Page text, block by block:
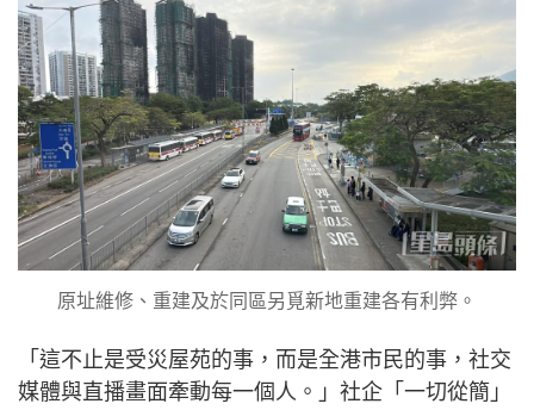
原址維修、重建及於同區另覓新地重建各有利弊。
「這不止是受災屋苑的事，而是全港市民的事，社交
媒體與直播畫面牽動每一個人。」社企「一切從簡」